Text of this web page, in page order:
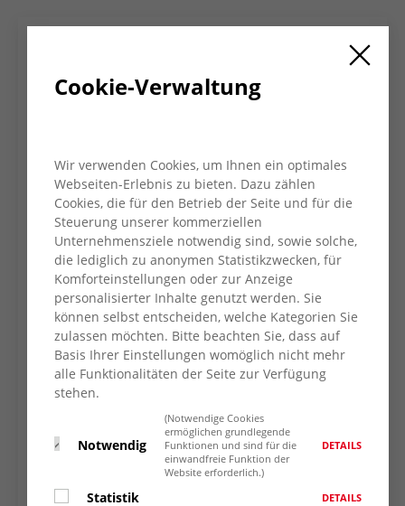
Cookie-Verwaltung
Wir verwenden Cookies, um Ihnen ein optimales
Webseiten-Erlebnis zu bieten. Dazu zählen
Cookies, die für den Betrieb der Seite und für die
Steuerung unserer kommerziellen
Unternehmensziele notwendig sind, sowie solche,
die lediglich zu anonymen Statistikzwecken, für
Komforteinstellungen oder zur Anzeige
personalisierter Inhalte genutzt werden. Sie
können selbst entscheiden, welche Kategorien Sie
zulassen möchten. Bitte beachten Sie, dass auf
Basis Ihrer Einstellungen womöglich nicht mehr
alle Funktionalitäten der Seite zur Verfügung
stehen.
Notwendig
(Notwendige Cookies
ermöglichen grundlegende
Funktionen und sind für die
einwandfreie Funktion der
Website erforderlich.)
DETAILS
Statistik DETAILS